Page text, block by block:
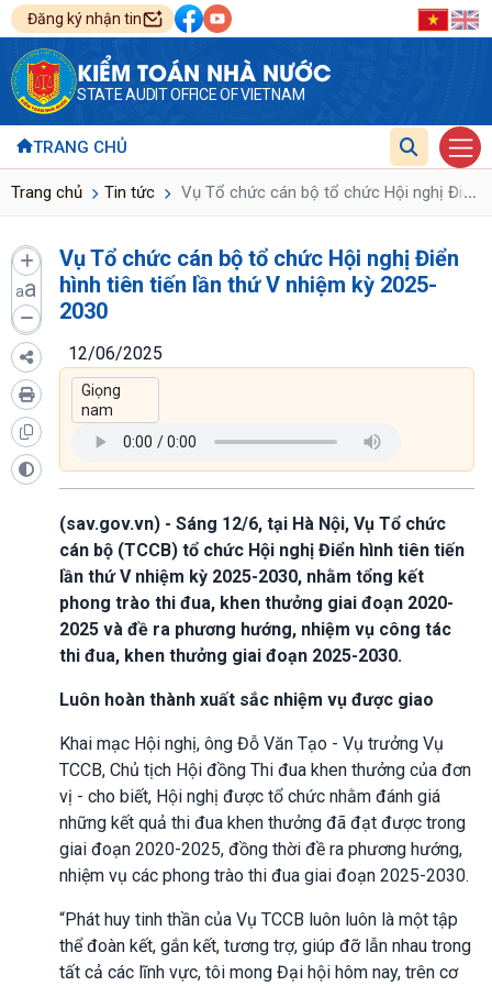
Đăng ký nhận tin
KIỂM TOÁN NHÀ NƯỚC
STATE AUDIT OFFICE OF VIETNAM
TRANG CHỦ
Trang chủ Tin tức Vụ Tổ chức cán bộ tổ chức Hội nghị Điển
...
aa
Vụ Tổ chức cán bộ tổ chức Hội nghị Điển
hình tiên tiến lần thứ V nhiệm kỳ 2025-
2030
12/06/2025
(sav.gov.vn) - Sáng 12/6, tại Hà Nội, Vụ Tổ chức
cán bộ (TCCB) tổ chức Hội nghị Điển hình tiên tiến
lần thứ V nhiệm kỳ 2025-2030, nhằm tổng kết
phong trào thi đua, khen thưởng giai đoạn 2020-
2025 và đề ra phương hướng, nhiệm vụ công tác
thi đua, khen thưởng giai đoạn 2025-2030.
Luôn hoàn thành xuất sắc nhiệm vụ được giao
Khai mạc Hội nghị, ông Đỗ Văn Tạo - Vụ trưởng Vụ
TCCB, Chủ tịch Hội đồng Thi đua khen thưởng của đơn
vị - cho biết, Hội nghị được tổ chức nhằm đánh giá
những kết quả thi đua khen thưởng đã đạt được trong
giai đoạn 2020-2025, đồng thời đề ra phương hướng,
nhiệm vụ các phong trào thi đua giai đoạn 2025-2030.
“Phát huy tinh thần của Vụ TCCB luôn luôn là một tập
thể đoàn kết, gắn kết, tương trợ, giúp đỡ lẫn nhau trong
tất cả các lĩnh vực, tôi mong Đại hội hôm nay, trên cơ